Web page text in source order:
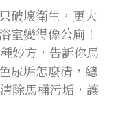
只破壞衛生，更大
室變得像公廁！
妙方，告訴你馬
尿垢怎麼清，總
除馬桶污垢，讓